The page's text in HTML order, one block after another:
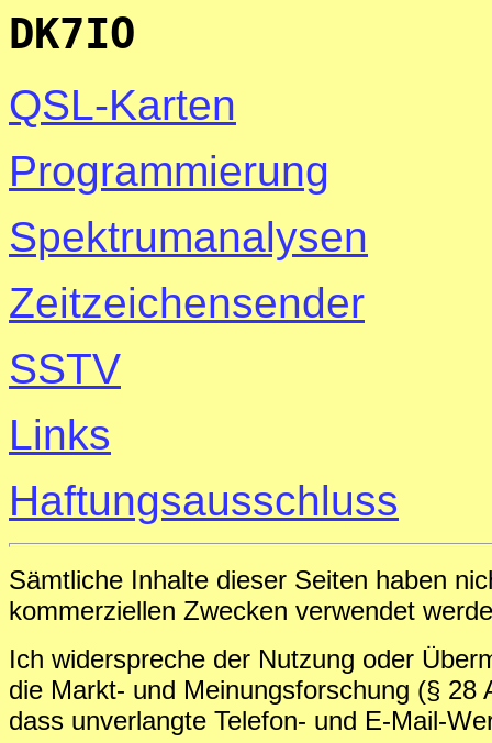
DK7IO
QSL-Karten
Programmierung
Spektrumanalysen
Zeitzeichensender
SSTV
Links
Haftungsausschluss
Sämtliche Inhalte dieser Seiten haben
kommerziellen Zwecken verwendet
Ich widerspreche der Nutzung oder
die Markt- und Meinungsforschung (§
dass unverlangte Telefon- und E-Mail-